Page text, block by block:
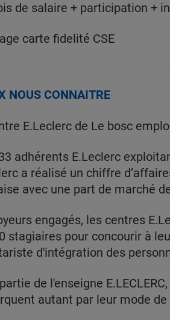
de salaire + participation +
carte fidelité CSE
NOUS CONNAITRE
E.Leclerc de Le bosc
adhérents E.Leclerc
a réalisé un chiffre
avec une part de marché
engagés, les centres
stagiaires pour concourir à
d'intégration des
de l'enseigne
autant par leur mode